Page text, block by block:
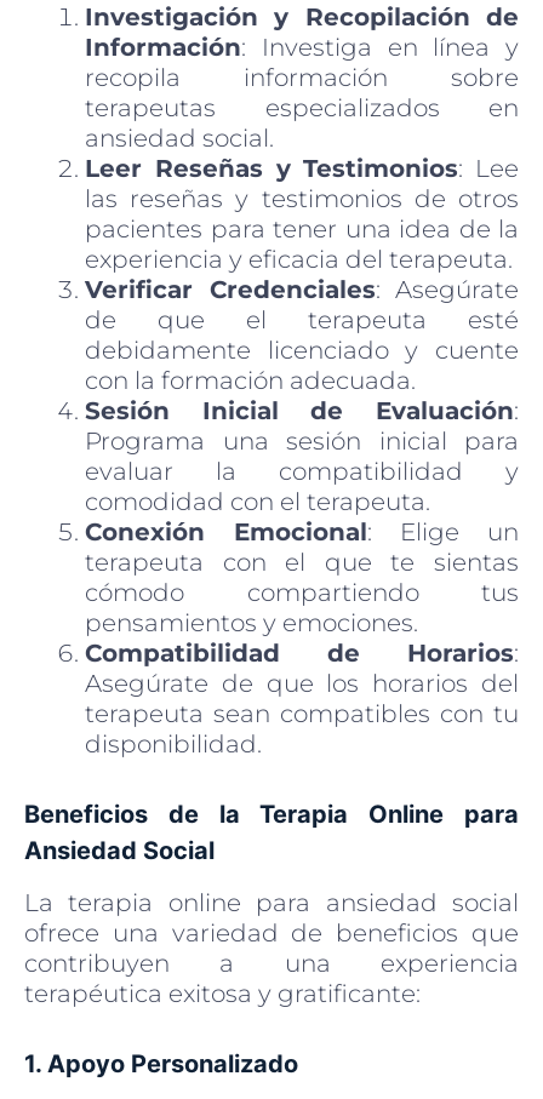
Investigación y Recopilación de
Información: Investiga en línea y
recopila información sobre
terapeutas especializados en
ansiedad social.
Leer Reseñas y Testimonios: Lee
las reseñas y testimonios de otros
pacientes para tener una idea de la
experiencia y eficacia del terapeuta.
Verificar Credenciales: Asegúrate
de que el terapeuta esté
debidamente licenciado y cuente
con la formación adecuada.
Sesión Inicial de Evaluación:
Programa una sesión inicial para
evaluar la compatibilidad y
comodidad con el terapeuta.
Conexión Emocional: Elige un
terapeuta con el que te sientas
cómodo compartiendo tus
pensamientos y emociones.
Compatibilidad de Horarios:
Asegúrate de que los horarios del
terapeuta sean compatibles con tu
disponibilidad.
Beneficios de la Terapia Online para
Ansiedad Social
La terapia online para ansiedad social
ofrece una variedad de beneficios que
contribuyen a una experiencia
terapéutica exitosa y gratificante:
1. Apoyo Personalizado